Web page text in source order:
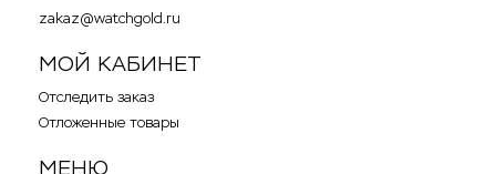
zakaz@watchgold.ru
МОЙ КАБИНЕТ
Отследить заказ
Отложенные товары
МЕНЮ